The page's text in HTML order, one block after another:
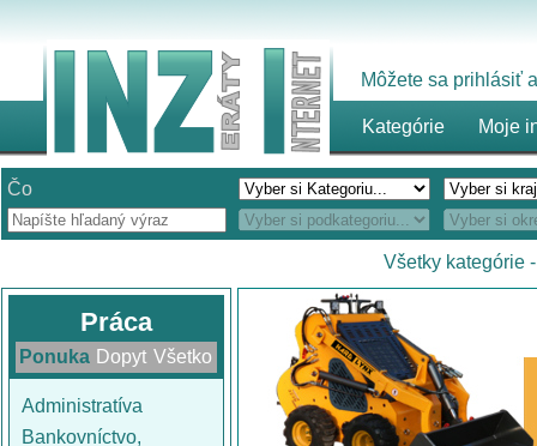
Môžete sa prihlásiť
Kategórie Moje
Čo
Všetky kategórie
Práca
Ponuka Dopyt Všetko
Administratíva
Bankovníctvo,